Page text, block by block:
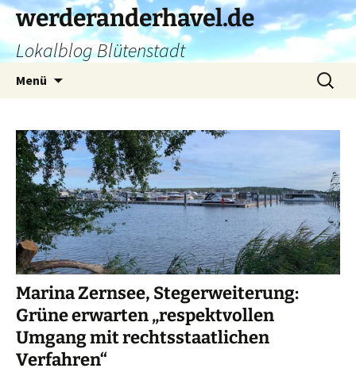
Zum
Inhalt
springen
werderanderhavel.de
Lokalblog Blütenstadt
Menü
Suchen
nach:
Marina Zernsee, Stegerweiterung:
Grüne erwarten „respektvollen
Umgang mit rechtsstaatlichen
Verfahren“